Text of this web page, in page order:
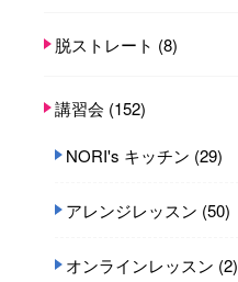
脱ストレート (8)
講習会 (152)
NORI's キッチン (29)
アレンジレッスン (50)
オンラインレッスン (2)